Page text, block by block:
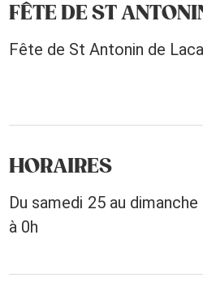
FÊTE DE ST
Fête de St Antonin de
HORAIRES
Du samedi 25 au
à 0h